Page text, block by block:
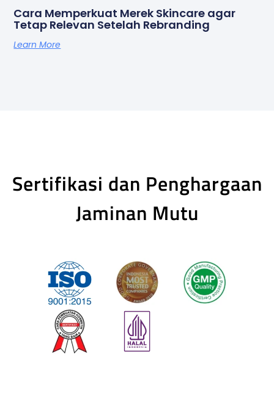
Cara Memperkuat Merek Skincare agar
Tetap Relevan Setelah Rebranding
Learn More
Sertifikasi dan Penghargaan
Jaminan Mutu